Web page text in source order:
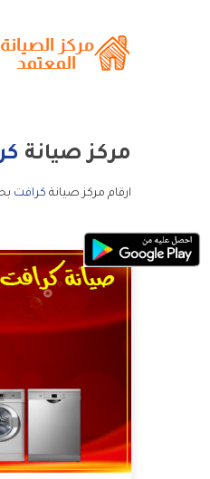
مركز صيانة
ارقام مركز صيانة كرافت